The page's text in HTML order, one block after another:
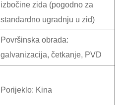
izbočine zida (pogodno za
standardno ugradnju u zid)
Površinska obrada:
galvanizacija, četkanje, PVD
Porijeklo: Kina